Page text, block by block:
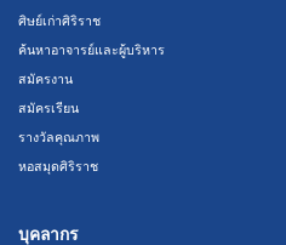
ศิษย์เก่าศิริราช
ค้นหาอาจารย์และผู้บริหาร
สมัครงาน
สมัครเรียน
รางวัลคุณภาพ
หอสมุดศิริราช
บุคลากร